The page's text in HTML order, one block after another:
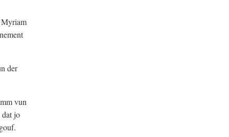
Myriam
der
vun
dat jo